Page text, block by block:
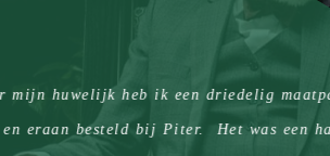
huwelijk heb ik een driedelig maatpak
eraan besteld bij Piter. Het was een